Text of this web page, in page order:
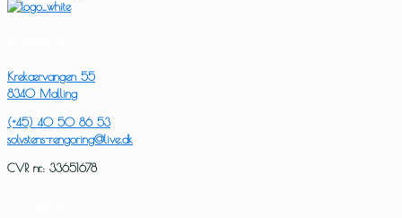
Krekærvangen 55
8340 Malling
(+45) 40 50 86 53
solvstens-rengoring@live.dk
CVR nr.: 33651678